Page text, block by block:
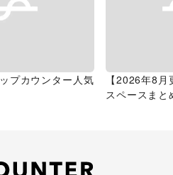
プカウンター人気
【2026年8
スペースまと